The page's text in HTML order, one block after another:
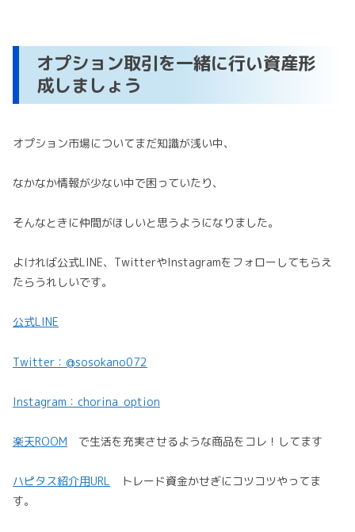
オプション取引を一緒に行い資産形
成しましょう
オプション市場についてまだ知識が浅い中、
なかなか情報が少ない中で困っていたり、
そんなときに仲間がほしいと思うようになりました。
よければ公式LINE、TwitterやInstagramをフォローしてもらえ
たらうれしいです。
公式LINE
Twitter：@sosokano072
Instagram：chorina_option
楽天ROOM で生活を充実させるような商品をコレ！してます
ハピタス紹介用URL トレード資金かせぎにコツコツやってま
す。